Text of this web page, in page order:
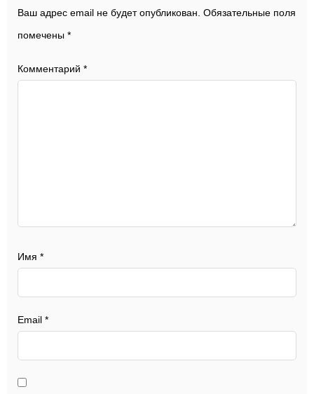
Ваш адрес email не будет опубликован. Обязательные поля
помечены *
Комментарий *
Имя *
Email *